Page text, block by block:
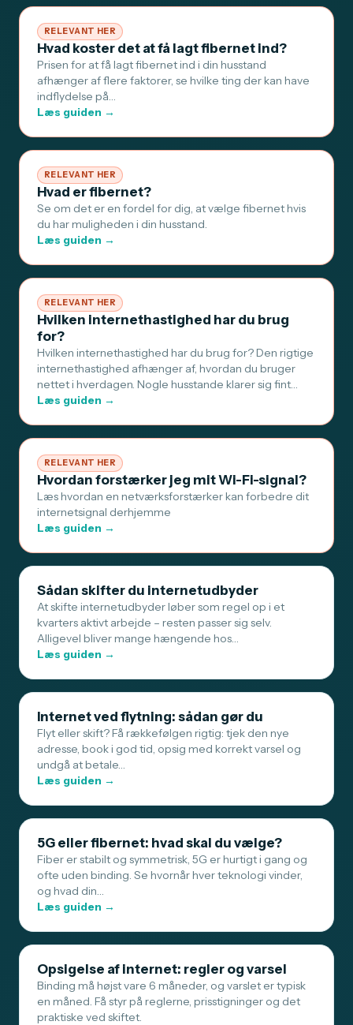
RELEVANT HER
Hvad koster det at få lagt fibernet ind?
Prisen for at få lagt fibernet ind i din husstand
afhænger af flere faktorer, se hvilke ting der kan have
indflydelse på…
Læs guiden →
RELEVANT HER
Hvad er fibernet?
Se om det er en fordel for dig, at vælge fibernet hvis
du har muligheden i din husstand.
Læs guiden →
RELEVANT HER
Hvilken internethastighed har du brug
for?
Hvilken internethastighed har du brug for? Den rigtige
internethastighed afhænger af, hvordan du bruger
nettet i hverdagen. Nogle husstande klarer sig fint…
Læs guiden →
RELEVANT HER
Hvordan forstærker jeg mit Wi-Fi-signal?
Læs hvordan en netværksforstærker kan forbedre dit
internetsignal derhjemme
Læs guiden →
Sådan skifter du internetudbyder
At skifte internetudbyder løber som regel op i et
kvarters aktivt arbejde – resten passer sig selv.
Alligevel bliver mange hængende hos…
Læs guiden →
Internet ved flytning: sådan gør du
Flyt eller skift? Få rækkefølgen rigtig: tjek den nye
adresse, book i god tid, opsig med korrekt varsel og
undgå at betale…
Læs guiden →
5G eller fibernet: hvad skal du vælge?
Fiber er stabilt og symmetrisk, 5G er hurtigt i gang og
ofte uden binding. Se hvornår hver teknologi vinder,
og hvad din…
Læs guiden →
Opsigelse af internet: regler og varsel
Binding må højst vare 6 måneder, og varslet er typisk
en måned. Få styr på reglerne, prisstigninger og det
praktiske ved skiftet.